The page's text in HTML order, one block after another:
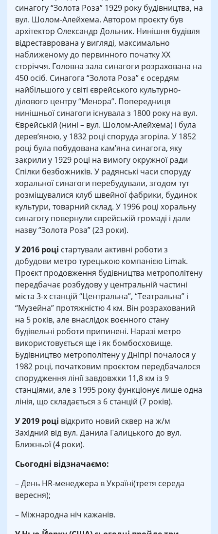
синагогу “Золота Роза” 1929 року будівництва, на
вул. Шолом-Алейхема. Автором проєкту був
архітектор Олександр Дольник. Нинішня будівля
відреставрована у вигляді, максимально
наближеному до первинного початку ХХ
сторіччя. Головна зала синагоги розрахована на
450 осіб. Синагога “Золота Роза” є осердям
найбільшого у світі єврейського культурно-
ділового центру “Менора”. Попередниця
нинішньої синагоги існувала з 1800 року на вул.
Єврейській (нині – вул. Шолом-Алейхема) і була
дерев’яною, у 1832 році споруда згоріла. У 1852
році була побудована кам’яна синагога, яку
закрили у 1929 році на вимогу окружної ради
Спілки безбожників. У радянські часи споруду
хоральної синагоги перебудували, згодом тут
розміщувалися клуб швейної фабрики, будинок
культури, товарний склад. У 1996 році хоральну
синагогу повернули єврейській громаді і дали
назву “Золота Роза” (23 роки).
У 2016 році стартували активні роботи з
добудови метро турецькою компанією Limak.
Проєкт продовження будівництва метрополітену
передбачає розбудову у центральній частині
міста 3-х станцій “Центральна”, “Театральна” і
“Музейна” протяжністю 4 км. Він розрахований
на 5 років, але внаслідок воєнного стану
будівельні роботи припинені. Наразі метро
використовується ще і як бомбосховище.
Будівництво метрополітену у Дніпрі почалося у
1982 році, початковим проєктом передбачалося
спорудження лінії завдовжки 11,8 км із 9
станціями, але з 1995 року функціонує лише одна
лінія, що складається з 6 станцій (7 років).
У 2019 році відкрито новий сквер на ж/м
Західний від вул. Данила Галицького до вул.
Ближньої (4 роки).
Сьогодні відзначаємо:
– День HR-менеджера в Україні(третя середа
вересня);
– Міжнародна ніч кажанів.